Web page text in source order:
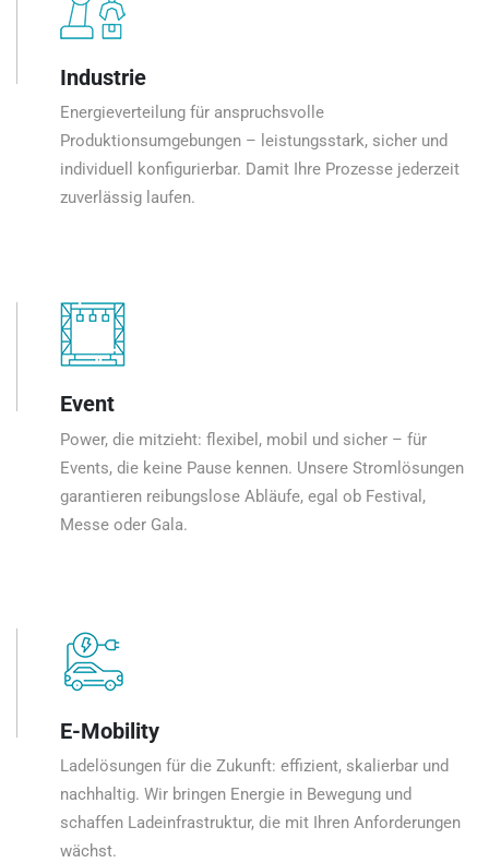
Industrie
Energieverteilung für anspruchsvolle
Produktionsumgebungen – leistungsstark, sicher und
individuell konfigurierbar. Damit Ihre Prozesse jederzeit
zuverlässig laufen.
Event
Power, die mitzieht: flexibel, mobil und sicher – für
Events, die keine Pause kennen. Unsere Stromlösungen
garantieren reibungslose Abläufe, egal ob Festival,
Messe oder Gala.
E-Mobility
Ladelösungen für die Zukunft: effizient, skalierbar und
nachhaltig. Wir bringen Energie in Bewegung und
schaffen Ladeinfrastruktur, die mit Ihren Anforderungen
wächst.